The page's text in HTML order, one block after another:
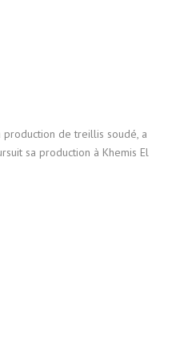
de treillis soudé, a
sa production à Khemis El